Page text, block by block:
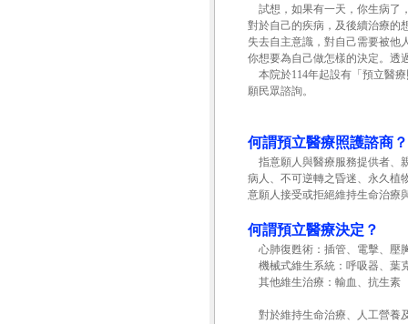
試想，如果有一天，你生病了
對於自己的疾病，及後續治療的
失去自主意識，對自己需要被他
你想要為自己做怎樣的決定。透
本院於114年起設有「預立醫
願民眾諮詢。
何謂預立醫療照護諮商？
指意願人與醫療服務提供者、
病人、不可逆轉之昏迷、永久植
意願人接受或拒絕維持生命治療
何謂預立醫療決定？
心肺復甦術：插管、電擊、壓
機械式維生系統：呼吸器、葉
其他維生治療：輸血、抗生素
對於維持生命治療、人工營養